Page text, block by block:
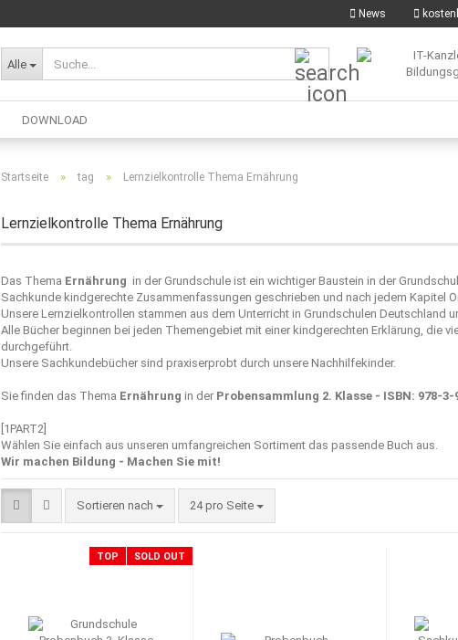
News
Alle
Suche...
DOWNLOAD
Startseite » tag » Lernzielkontrolle Thema Ernährung
Lernzielkontrolle Thema Ernährung
Das Thema Ernährung in der Grundschule ist ein wichtiger Baustein in der
Sachkunde kindgerechte Zusammenfassungen geschrieben und nach jedem Kapitel
Unsere Lernzielkontrollen stammen aus dem Unterricht in Grundschulen Deutschland
Alle Bücher beginnen bei jeden Themengebiet mit einer kindgerechten Erklärung, die
durchgeführt.
Unsere Sachkundebücher sind praxiserprobt durch unsere Nachhilfekinder.
Sie finden das Thema Ernährung in der Probensammlung 2. Klasse - ISBN: 978-3-
[1PART2]
Wählen Sie einfach aus unseren umfangreichen Sortiment das passende Buch aus.
Wir machen Bildung - Machen Sie mit!
Sortieren nach
Sortieren nach 24 pro Seite
pro Seite
TOP SOLD OUT